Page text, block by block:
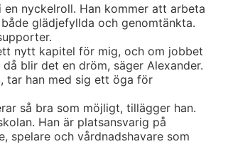
nyckelroll. Han kommer att arbeta
glädjefyllda och genomtänkta.
nytt kapitel för mig, och om jobbet
blir det en dröm, säger Alexander.
tar han med sig ett öga för
så bra som möjligt, tillägger han.
Han är platsansvarig på
spelare och vårdnadshavare som